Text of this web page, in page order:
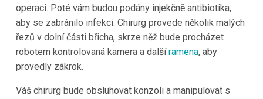
operaci. Poté vám budou podány injekčně antibiotika,
aby se zabránilo infekci. Chirurg provede několik malých
řezů v dolní části břicha, skrze něž bude procházet
robotem kontrolovaná kamera a dalšíramena, aby
provedly zákrok.
Váš chirurg bude obsluhovat konzoli a manipulovat s